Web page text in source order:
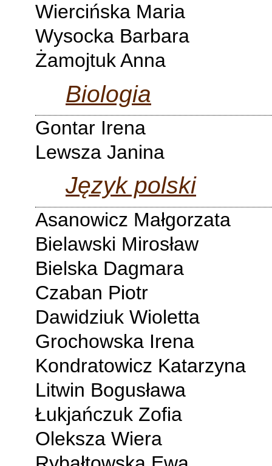
Wiercińska Maria
Wysocka Barbara
Żamojtuk Anna
Biologia
Gontar Irena
Lewsza Janina
Język polski
Asanowicz Małgorzata
Bielawski Mirosław
Bielska Dagmara
Czaban Piotr
Dawidziuk Wioletta
Grochowska Irena
Kondratowicz Katarzyna
Litwin Bogusława
Łukjańczuk Zofia
Oleksza Wiera